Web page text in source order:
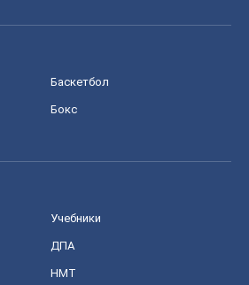
Баскетбол
Бокс
Учебники
ДПА
НМТ